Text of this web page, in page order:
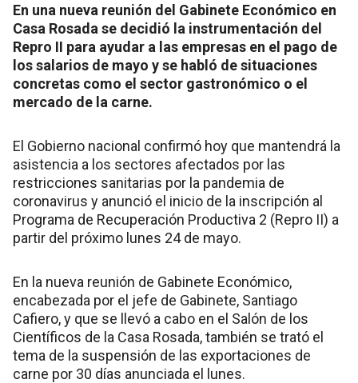
En una nueva reunión del Gabinete Económico en
Casa Rosada se decidió la instrumentación del
Repro II para ayudar a las empresas en el pago de
los salarios de mayo y se habló de situaciones
concretas como el sector gastronómico o el
mercado de la carne.
El Gobierno nacional confirmó hoy que mantendrá la
asistencia a los sectores afectados por las
restricciones sanitarias por la pandemia de
coronavirus y anunció el inicio de la inscripción al
Programa de Recuperación Productiva 2 (Repro II) a
partir del próximo lunes 24 de mayo.
En la nueva reunión de Gabinete Económico,
encabezada por el jefe de Gabinete, Santiago
Cafiero, y que se llevó a cabo en el Salón de los
Científicos de la Casa Rosada, también se trató el
tema de la suspensión de las exportaciones de
carne por 30 días anunciada el lunes.